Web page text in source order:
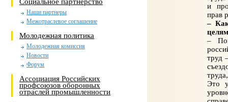
Наши партнеры
Межотраслевое соглашение
Молодежная политика
Молодежная комиссия
Новости
Форум
Ассоциация Российских
профсоюзов оборонных
отраслей промышленности
и
прав
–
–
труд
Это